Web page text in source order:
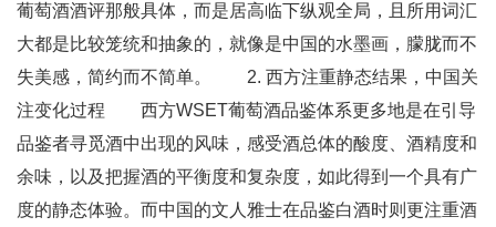
葡萄酒酒评那般具体，而是居高临下纵观全局，且所用词汇
大都是比较笼统和抽象的，就像是中国的水墨画，朦胧而不
失美感，简约而不简单。 2. 西方注重静态结果，中国关
注变化过程 西方WSET葡萄酒品鉴体系更多地是在引导
品鉴者寻觅酒中出现的风味，感受酒总体的酸度、酒精度和
余味，以及把握酒的平衡度和复杂度，如此得到一个具有广
度的静态体验。而中国的文人雅士在品鉴白酒时则更注重酒